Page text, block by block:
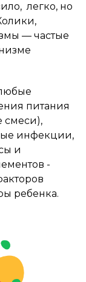
легко, но
— частые
питания
смеси),
инфекции,
и
-
ребенка.